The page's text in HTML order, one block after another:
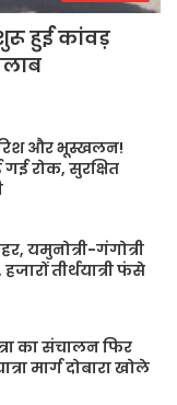
हुई कांवड़
और भूस्खलन!
गई रोक, सुरक्षित
यमुनोत्री-गंगोत्री
तीर्थयात्री फंसे
का संचालन फिर
मार्ग दोबारा खोले